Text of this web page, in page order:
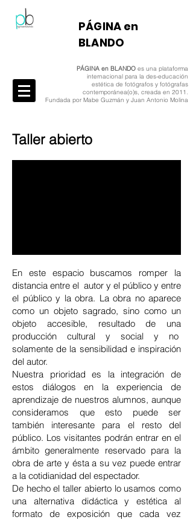
​PÁGINA en
BLANDO
PÁGINA en BLANDO es una plataforma
internacional para la des-educación
estética de fotógrafos y fotógrafas
contemporánea(o)s, creada en 2011.
Fundada por Mabe Guzmán y Juan Antonio Molina
Taller abierto
En este espacio buscamos romper la
distancia entre el autor y el público y entre
el público y la obra. La obra no aparece
como un objeto sagrado, sino como un
objeto accesible, resultado de una
producción cultural y social y no
solamente de la sensibilidad e inspiración
del autor.
Nuestra prioridad es la integración de
estos diálogos en la experiencia de
aprendizaje de nuestros alumnos, aunque
consideramos que esto puede ser
también interesante para el resto del
público. Los visitantes podrán entrar en el
ámbito generalmente reservado para la
obra de arte y ésta a su vez puede entrar
a la cotidianidad del espectador.
De hecho el taller abierto lo usamos como
una alternativa didáctica y estética al
formato de exposición que cada vez